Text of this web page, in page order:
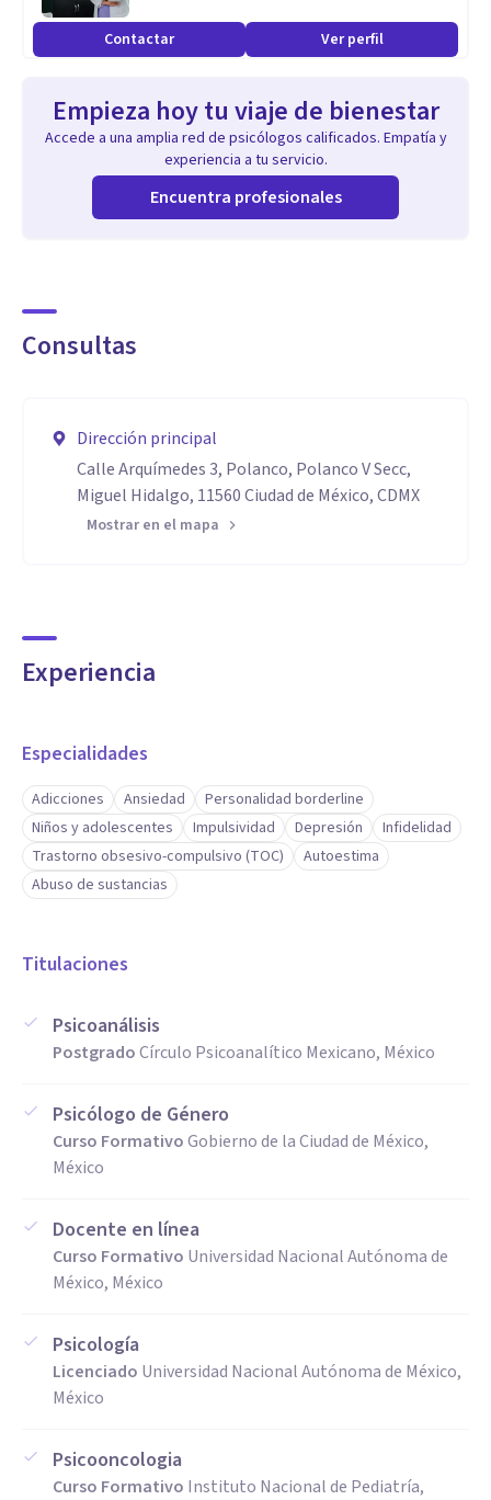
malestar y las neurosis que distorsionan la realidad y la vida,
así encontramos una nueva mentalidad que fortalece al yo.
Contactar Ver perfil
Empieza hoy tu viaje de bienestar
Accede a una amplia red de psicólogos calificados. Empatía y
experiencia a tu servicio.
Encuentra profesionales
Consultas
Dirección principal
Calle Arquímedes 3, Polanco, Polanco V Secc,
Miguel Hidalgo, 11560 Ciudad de México, CDMX
Mostrar en el mapa
Experiencia
Especialidades
Adicciones Ansiedad
Personalidad borderline
Niños y adolescentes
Impulsividad Depresión
Infidelidad
Trastorno obsesivo-compulsivo (TOC)
Autoestima
Abuso de sustancias
Titulaciones
Psicoanálisis
PostgradoCírculo Psicoanalítico Mexicano, México
Psicólogo de Género
Curso FormativoGobierno de la Ciudad de México,
México
Docente en línea
Curso Formativo Universidad Nacional Autónoma de
México, México
Psicología
Licenciado Universidad Nacional Autónoma de México,
México
Psicooncologia
Curso Formativo Instituto Nacional de Pediatría,